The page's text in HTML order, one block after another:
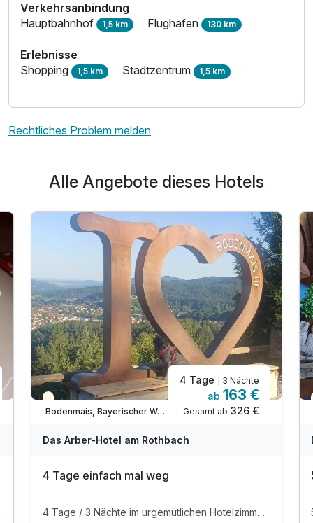
Verkehrsanbindung
Hauptbahnhof 1,5 km Flughafen 130 km
Erlebnisse
Shopping 1,5 km Stadtzentrum 1,5 km
Rechtliches Problem melden
Alle Angebote dieses Hotels
Zutaten
Teilweise ausgelastet
Bodenmais, Bayerischer Wald
4 Tage | 3 Nächte
ab 163 €
Gesamt ab 326 €
Das Arber-Hotel am Rothbach
4 Tage einfach mal weg
4 Tage / 3 Nächte im urgemütlichen Hotelzimmer mit Balkon oder Terrasse